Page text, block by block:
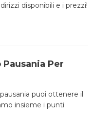
disponibili e i prezzi!
Per
puoi ottenere il
insieme i punti